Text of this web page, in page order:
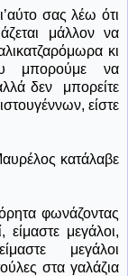
σας λέω ότι
μάλλον να
κι
μπορούμε να
δεν
μπορείτε
είστε
κατάλαβε
φωνάζοντας
είμαστε μεγάλοι,
μεγάλοι
στα γαλάζια